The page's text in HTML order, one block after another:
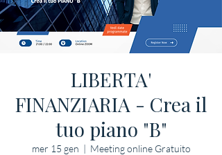
LIBERTA'
FINANZIARIA - Crea il
tuo piano "B"
mer 15 gen
  |
Meeting online Gratuito